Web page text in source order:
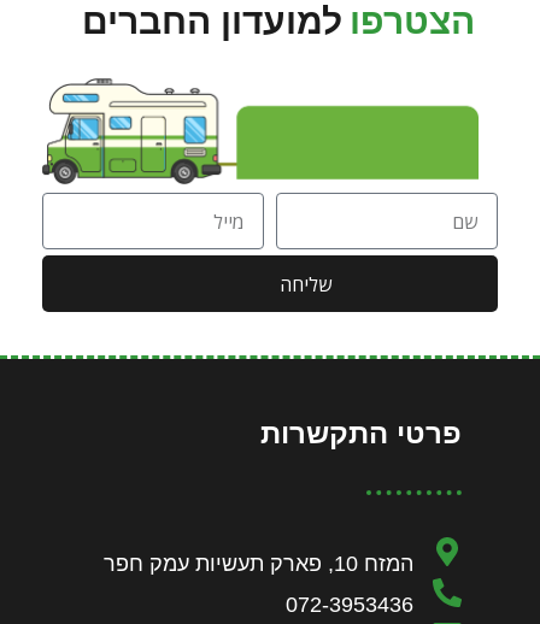
הצטרפו למועדון החברים
שליחה
פרטי התקשרות
המזח 10, פארק תעשיות עמק חפר
072-3953436